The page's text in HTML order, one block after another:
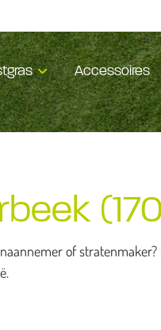
Accessoires
of